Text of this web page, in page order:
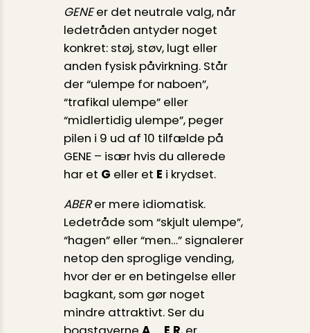
GENEer det neutrale valg, når
ledetråden antyder noget
konkret: støj, støv, lugt eller
anden fysisk påvirkning. Står
der “ulempe for naboen”,
“trafikal ulempe” eller
“midlertidig ulempe”, peger
pilen i 9 ud af 10 tilfælde på
GENE – især hvis du allerede
har et G eller et E i krydset.
ABERer mere idiomatisk.
Ledetråde som “skjult ulempe”,
“hagen” eller “men…” signalerer
netop den sproglige vending,
hvor der er en betingelse eller
bagkant, som gør noget
mindre attraktivt. Ser du